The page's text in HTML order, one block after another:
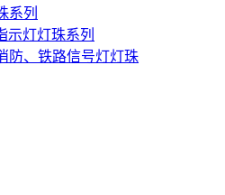
系列
示灯灯珠系列
防、铁路信号灯灯珠